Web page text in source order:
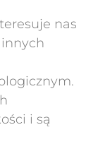
nas
i są